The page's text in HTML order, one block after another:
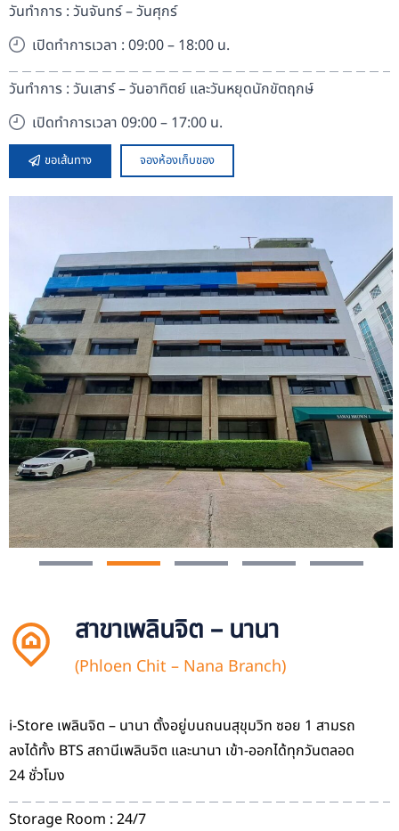
วันทำการ : วันจันทร์ – วันศุกร์
เปิดทำการเวลา : 09:00 – 18:00 น.
วันทำการ : วันเสาร์ – วันอาทิตย์ และวันหยุดนักขัตฤกษ์
เปิดทำการเวลา 09:00 – 17:00 น.
ขอเส้นทาง จองห้องเก็บของ
สาขาเพลินจิต – นานา
(Phloen Chit – Nana Branch)
i-Store เพลินจิต – นานา ตั้งอยู่บนถนนสุขุมวิท ซอย 1 สามรถ
ลงได้ทั้ง BTS สถานีเพลินจิต และนานา เข้า-ออกได้ทุกวันตลอด
24 ชั่วโมง
Storage Room : 24/7